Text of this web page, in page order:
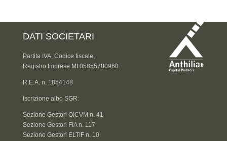
DATI SOCIETARI
Partita IVA, Codice fiscale,
Registro Imprese MI 05855780960
R.E.A. n. 1854148
Iscrizione albo SGR:
Sezione Gestori OICVM n. 41
Sezione Gestori FIA n. 117
Sezione Gestori ELTIF n. 10